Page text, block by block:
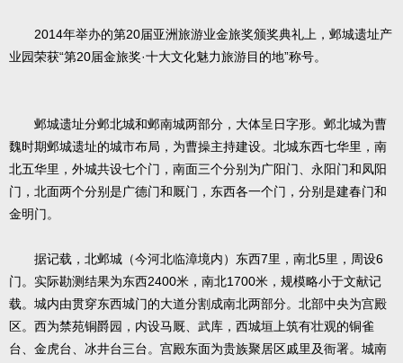
2014年举办的第20届亚洲旅游业金旅奖颁奖典礼上，邺城遗址产
业园荣获“第20届金旅奖·十大文化魅力旅游目的地”称号。
邺城遗址分邺北城和邺南城两部分，大体呈日字形。邺北城为曹
魏时期邺城遗址的城市布局，为曹操主持建设。北城东西七华里，南
北五华里，外城共设七个门，南面三个分别为广阳门、永阳门和凤阳
门，北面两个分别是广德门和厩门，东西各一个门，分别是建春门和
金明门。
据记载，北邺城（今河北临漳境内）东西7里，南北5里，周设6
门。实际勘测结果为东西2400米，南北1700米，规模略小于文献记
载。城内由贯穿东西城门的大道分割成南北两部分。北部中央为宫殿
区。西为禁苑铜爵园，内设马厩、武库，西城垣上筑有壮观的铜雀
台、金虎台、冰井台三台。宫殿东面为贵族聚居区戚里及衙署。城南